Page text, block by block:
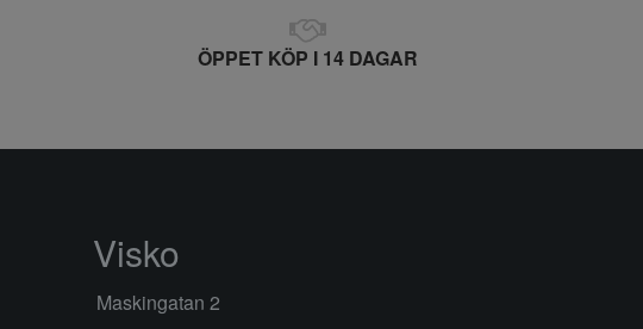
ÖPPET KÖP I 14 DAGAR
Visko
Maskingatan 2